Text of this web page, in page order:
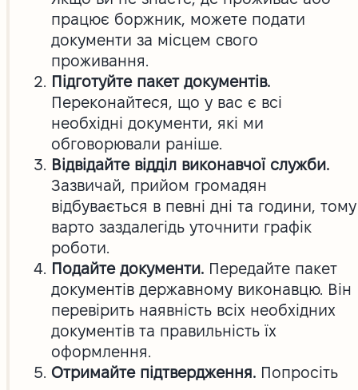
працює боржник, можете подати
документи за місцем свого
проживання.
Підготуйте пакет документів.
Переконайтеся, що у вас є всі
необхідні документи, які ми
обговорювали раніше.
Відвідайте відділ виконавчої служби.
Зазвичай, прийом громадян
відбувається в певні дні та години, тому
варто заздалегідь уточнити графік
роботи.
Подайте документи.Передайте пакет
документів державному виконавцю. Він
перевірить наявність всіх необхідних
документів та правильність їх
оформлення.
Отримайте підтвердження.Попросіть